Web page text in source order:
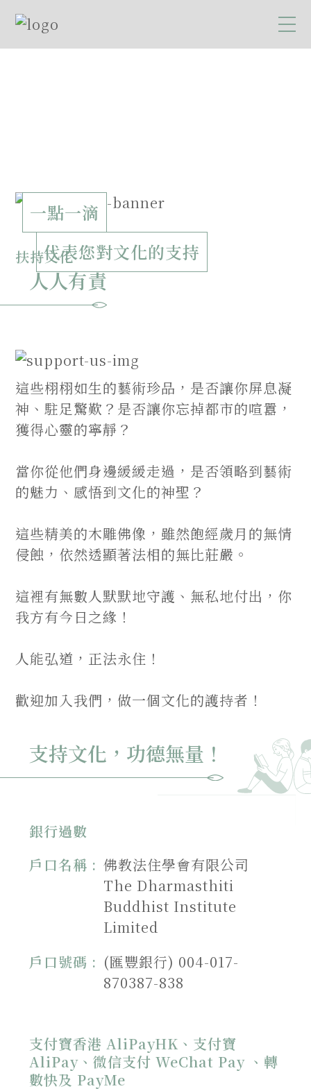
一點一滴
代表您對文化的支持
扶持文化
人人有責
這些栩栩如生的藝術珍品，是否讓你屏息凝
神、駐足驚歎？是否讓你忘掉都市的喧囂，
獲得心靈的寧靜？
當你從他們身邊緩緩走過，是否領略到藝術
的魅力、感悟到文化的神聖？
這些精美的木雕佛像，雖然飽經歲月的無情
侵蝕，依然透顯著法相的無比莊嚴。
這裡有無數人默默地守護、無私地付出，你
我方有今日之緣！
人能弘道，正法永住！
歡迎加入我們，做一個文化的護持者！
支持文化，功德無量！
銀行過數
戶口名稱 : 佛教法住學會有限公司
The Dharmasthiti
Buddhist Institute
Limited
戶口號碼 : (匯豐銀行) 004-017-
870387-838
支付寶香港 AliPayHK、支付寶
AliPay、微信支付 WeChat Pay 、轉
數快及 PayMe